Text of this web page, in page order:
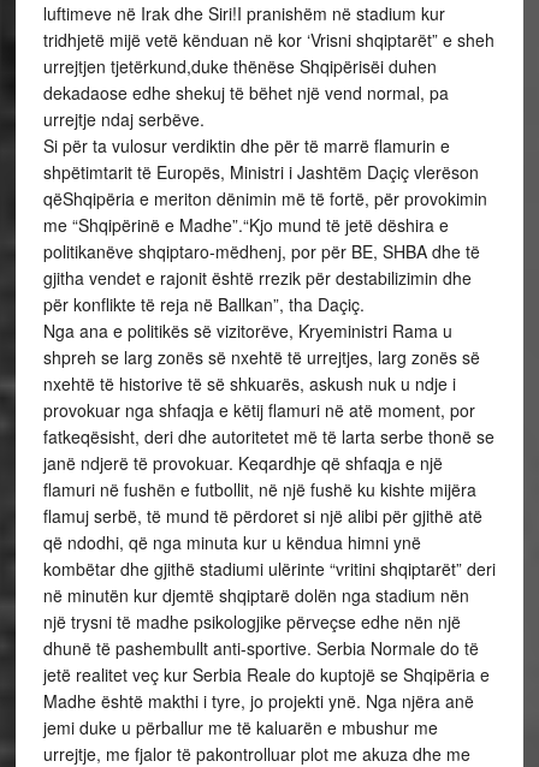
luftimeve në Irak dhe Siri!I pranishëm në stadium kur
tridhjetë mijë vetë kënduan në kor ‘Vrisni shqiptarët” e sheh
urrejtjen tjetërkund,duke thënëse Shqipërisëi duhen
dekadaose edhe shekuj të bëhet një vend normal, pa
urrejtje ndaj serbëve.
Si për ta vulosur verdiktin dhe për të marrë flamurin e
shpëtimtarit të Europës, Ministri i Jashtëm Daçiç vlerëson
qëShqipëria e meriton dënimin më të fortë, për provokimin
me “Shqipërinë e Madhe”.“Kjo mund të jetë dëshira e
politikanëve shqiptaro-mëdhenj, por për BE, SHBA dhe të
gjitha vendet e rajonit është rrezik për destabilizimin dhe
për konflikte të reja në Ballkan”, tha Daçiç.
Nga ana e politikës së vizitorëve, Kryeministri Rama u
shpreh se larg zonës së nxehtë të urrejtjes, larg zonës së
nxehtë të historive të së shkuarës, askush nuk u ndje i
provokuar nga shfaqja e këtij flamuri në atë moment, por
fatkeqësisht, deri dhe autoritetet më të larta serbe thonë se
janë ndjerë të provokuar. Keqardhje që shfaqja e një
flamuri në fushën e futbollit, në një fushë ku kishte mijëra
flamuj serbë, të mund të përdoret si një alibi për gjithë atë
që ndodhi, që nga minuta kur u këndua himni ynë
kombëtar dhe gjithë stadiumi ulërinte “vritini shqiptarët” deri
në minutën kur djemtë shqiptarë dolën nga stadium nën
një trysni të madhe psikologjike përveçse edhe nën një
dhunë të pashembullt anti-sportive. Serbia Normale do të
jetë realitet veç kur Serbia Reale do kuptojë se Shqipëria e
Madhe është makthi i tyre, jo projekti ynë. Nga njëra anë
jemi duke u përballur me të kaluarën e mbushur me
urrejtje, me fjalor të pakontrolluar plot me akuza dhe me